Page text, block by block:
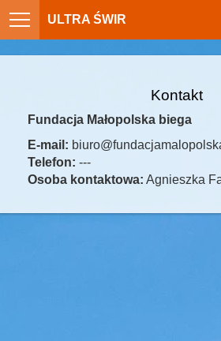
ULTRA ŚWIR
Kontakt
Fundacja Małopolska biega
E-mail:
Telefon: ---
Osoba kontaktowa: Agnieszka